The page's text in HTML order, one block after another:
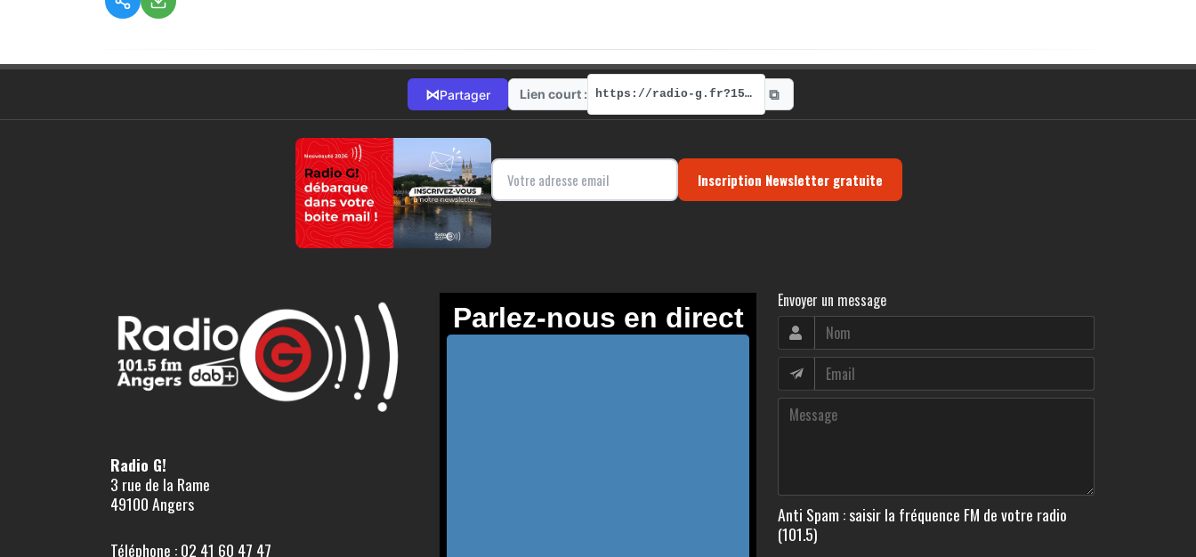
⋈Partager Lien court : https://radio-g.fr?15722 ⧉
Inscription Newsletter gratuite
Radio G!
3 rue de la Rame
49100 Angers
Téléphone : 02 41 60 47 47
Envoyer un message
Anti Spam : saisir la fréquence FM de votre radio
(101.5)